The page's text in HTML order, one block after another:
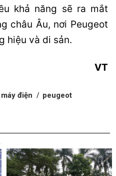
khả năng sẽ ra mắt
châu Âu, nơi Peugeot
hiệu và di sản.
VT
điện peugeot